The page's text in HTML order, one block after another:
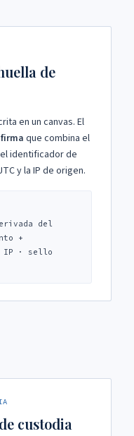
de
en un canvas. El
que combina el
identificador de
y la IP de origen.
del
+
IP · sello
custodia